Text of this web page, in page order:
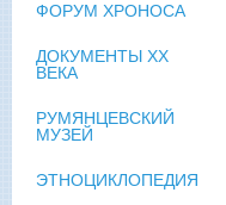
ФОРУМ ХРОНОСА
ДОКУМЕНТЫ XX
ВЕКА
РУМЯНЦЕВСКИЙ
МУЗЕЙ
ЭТНОЦИКЛОПЕДИЯ